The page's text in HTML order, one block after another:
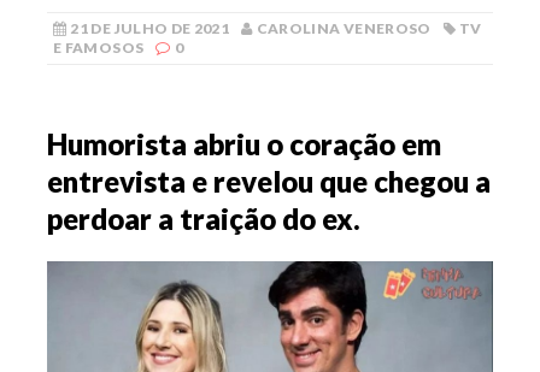
21 DE JULHO DE 2021 CAROLINA VENEROSO
TV
E FAMOSOS
0
Humorista abriu o coração em
entrevista e revelou que chegou a
perdoar a traição do ex.